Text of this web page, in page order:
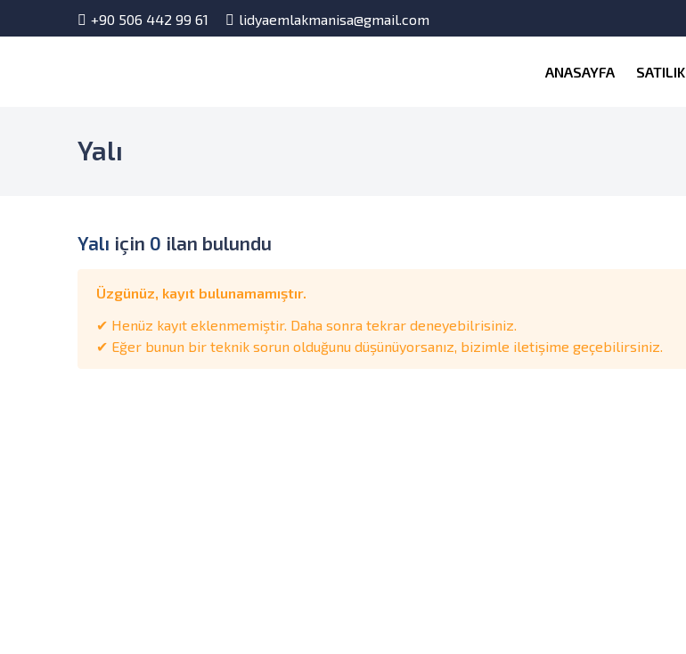
+90 506 442 99 61 lidyaemlakmanisa@gmail.com
ANASAYFA SATILIK
Yalı
Yalı için 0 ilan bulundu
Üzgünüz, kayıt bulunamamıştır.
✔ Henüz kayıt eklenmemiştir. Daha sonra tekrar deneyebilrisiniz.
✔ Eğer bunun bir teknik sorun olduğunu düşünüyorsanız, bizimle iletişime geçebilirsiniz.